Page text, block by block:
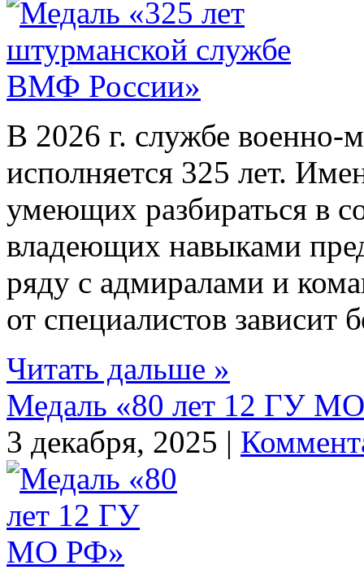
В 2026 г. службе военно-
исполняется 325 лет.
умеющих разбираться в
владеющих навыками
ряду с адмиралами и
от специалистов зависит
Читать дальше »
Медаль «80 лет 12 ГУ
3 декабря, 2025 |